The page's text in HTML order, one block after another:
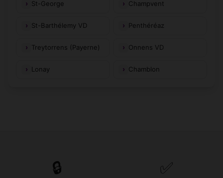
St-George Champvent
St-Barthélemy VD Penthéréaz
Treytorrens (Payerne) Onnens VD
Lonay Chamblon
🔒 ✅